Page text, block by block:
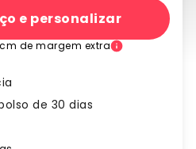
e personalizar
de margem extra
de 30 dias